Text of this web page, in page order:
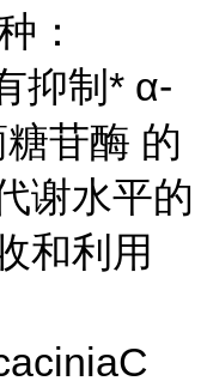
：
抑制* α-
苷酶 的
谢水平的
和利用